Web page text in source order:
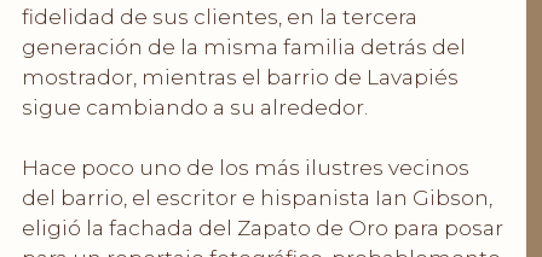
fidelidad de sus clientes, en la tercera
generación de la misma familia detrás del
mostrador, mientras el barrio de Lavapiés
sigue cambiando a su alrededor.
Hace poco uno de los más ilustres vecinos
del barrio, el escritor e hispanista Ian Gibson,
eligió la fachada del Zapato de Oro para posar